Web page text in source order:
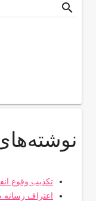
Search
for
search
تکذیب وقوع
اعتراف رسانه